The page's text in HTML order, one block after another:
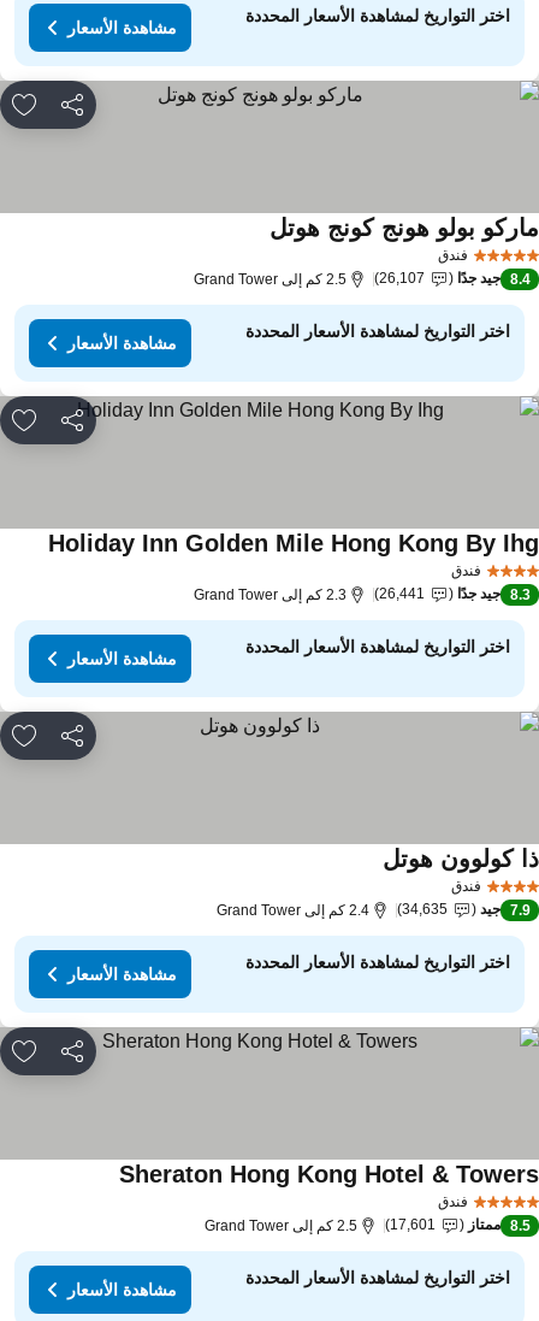
اختر التواريخ لمشاهدة الأسعار المحددة
مشاهدة الأسعار
مشاركة
فندق
بولو هونج كونج هوتل
8.4 جيد جدًا 26,107 2.5 كم إلى Grand Tower
اختر التواريخ لمشاهدة الأسعار المحددة
مشاهدة الأسعار
مشاركة
فندق
Holiday Inn Golden Mile Hong Kong By
8.3 جيد جدًا 26,441 2.3 كم إلى Grand Tower
اختر التواريخ لمشاهدة الأسعار المحددة
مشاهدة الأسعار
مشاركة
فندق
كولوون هوتل
7.9 جيد 34,635 2.4 كم إلى Grand Tower
اختر التواريخ لمشاهدة الأسعار المحددة
مشاهدة الأسعار
مشاركة
فندق
Sheraton Hong Kong Hotel &
8.5 ممتاز 17,601 2.5 كم إلى Grand Tower
اختر التواريخ لمشاهدة الأسعار المحددة
مشاهدة الأسعار